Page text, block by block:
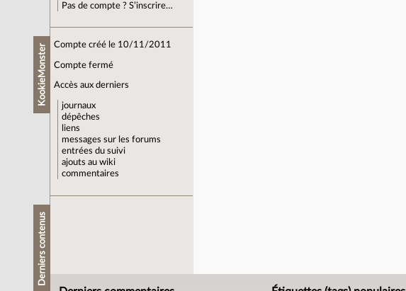
Pas de compte ? S’inscrire…
KookieMonster Compte créé le 10/11/2011
Compte fermé
Accès aux derniers
journaux
dépêches
liens
messages sur les forums
entrées du suivi
ajouts au wiki
commentaires
Derniers contenus